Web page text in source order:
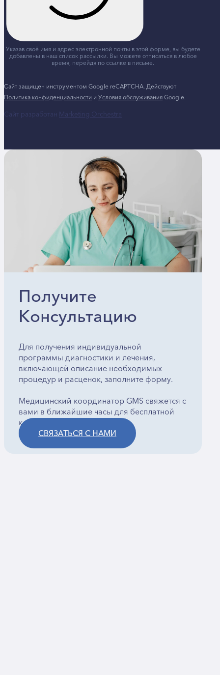
Указав своё имя и адрес электронной почты в этой форме, вы будете
добавлены в наш список рассылки. Вы можете отписаться в любое
время, перейдя по ссылке в письме.
Сайт защищен инструментом Google reCAPTCHA. Действуют
Политика конфиденциальностииУсловия обслуживанияGoogle.
Сайт разработан Marketing Orchestra
Получите
Консультацию
Для получения индивидуальной
программы диагностики и лечения,
включающей описание необходимых
процедур и расценок, заполните форму.
Медицинский координатор GMS свяжется с
вами в ближайшие часы для бесплатной
консультации.
СВЯЗАТЬСЯ С НАМИ